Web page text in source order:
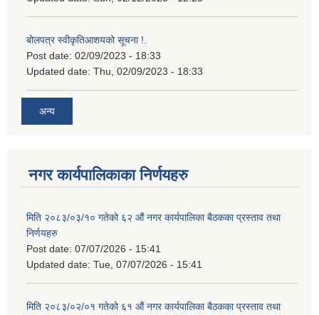
बोलपत्र स्वीकृतिआशयको सूचना !.
Post date: 02/09/2023 - 18:33
Updated date: Thu, 02/09/2023 - 18:33
अन्य
नगर कार्यपालिकाका निर्णयहरु
मिति २०८३/०३/१० गतेको ६२ औं नगर कार्यपालिका बैठकका प्रस्ताव तथा
निर्णयहरु
Post date: 07/07/2026 - 15:41
Updated date: Tue, 07/07/2026 - 15:41
मिति २०८३/०२/०१ गतेको ६१ औं नगर कार्यपालिका बैठकका प्रस्ताव तथा